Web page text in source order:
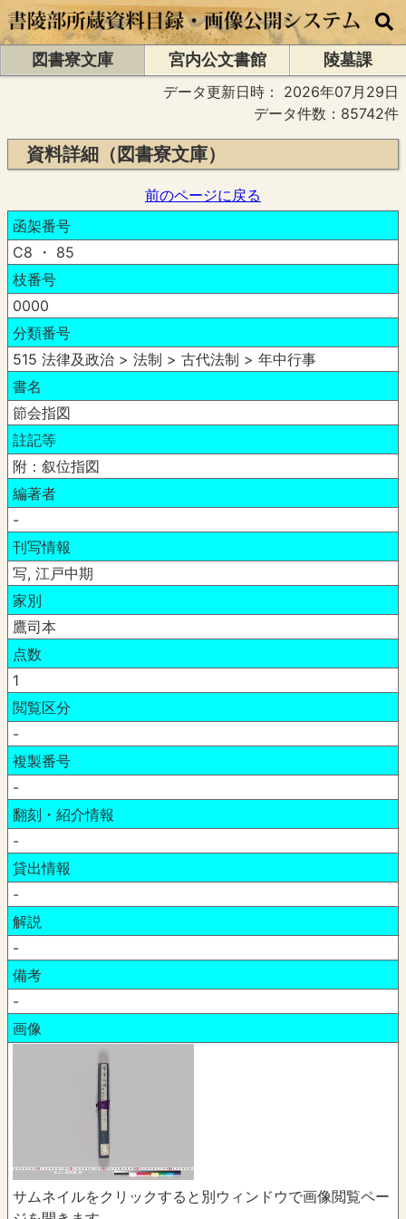
図書寮文庫 宮内公文書館
陵墓課
データ更新日時： 2026年07月29日
データ件数：85742件
資料詳細（図書寮文庫）
前のページに戻る
函架番号
C8 ・ 85
枝番号
0000
分類番号
515 法律及政治 > 法制 > 古代法制 > 年中行事
書名
節会指図
註記等
附：叙位指図
編著者
-
刊写情報
写, 江戸中期
家別
鷹司本
点数
1
閲覧区分
-
複製番号
-
翻刻・紹介情報
-
貸出情報
-
解説
-
備考
-
画像
サムネイルをクリックすると別ウィンドウで画像閲覧ペー